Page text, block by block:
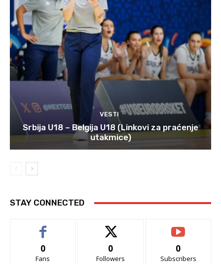
VESTI
Srbija U18 – Belgija U18 (Linkovi za praćenje
utakmice)
STAY CONNECTED
0
Fans
0
Followers
0
Subscribers